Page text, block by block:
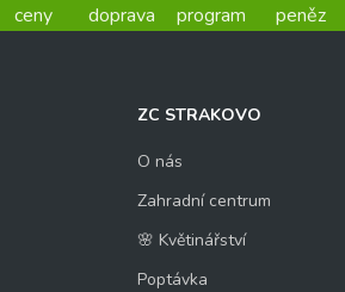
ceny
doprava
program
peněz
ZC STRAKOVO
O nás
Zahradní centrum
🌸 Květinářství
Poptávka